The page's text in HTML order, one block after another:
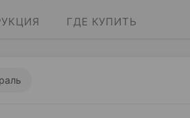
ГДЕ КУПИТЬ